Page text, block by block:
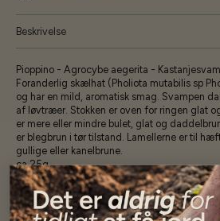
Beskrivelse
Pioppino - Agrocybe aegerita -
Foranderlig skælhat (Pholiota mutabilis sp
og har en mild, aromatisk smag. Svampen
af løvtræer. Stokken er oven for ringen glat
er mere eller mindre bulet, glat og
er blegbrun i tør tilstand. Lamellerne er til
gullige eller kanelbrune.
ca 25g
Specifikationer